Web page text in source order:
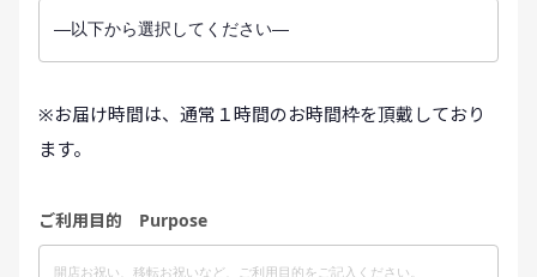
※お届け時間は、通常１時間のお時間枠を頂戴しており
ます。
ご利用目的 Purpose